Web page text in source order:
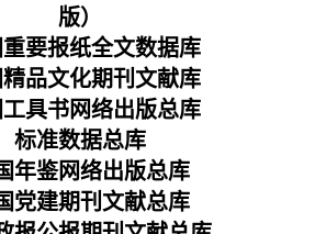
版）
重要报纸全文数据库
精品文化期刊文献库
工具书网络出版总库
标准数据总库
年鉴网络出版总库
党建期刊文献总库